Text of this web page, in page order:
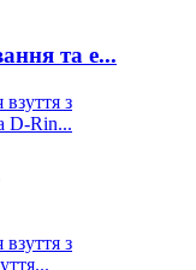
та е...